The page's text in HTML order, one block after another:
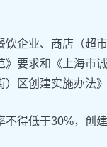
饮企业、商店（超
要求和《上海市
区创建实施办法
得低于30%，创